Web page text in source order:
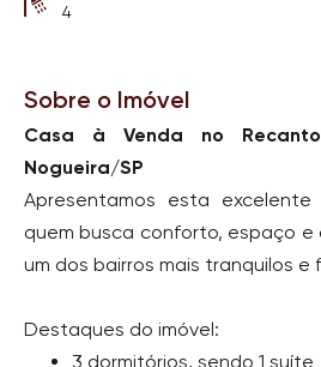
4
Sobre o Imóvel
Casa à Venda no
Nogueira/SP
Apresentamos esta
quem busca conforto, espaço e
um dos bairros mais tranquilos e
Destaques do imóvel:
3 dormitórios, sendo 1 suíte